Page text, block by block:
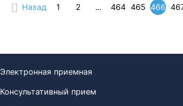
Назад 1 2 ... 464 465 466
Электронная приемная
Консультативный прием